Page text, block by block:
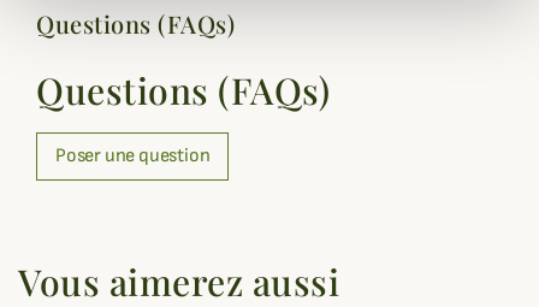
Questions (FAQs)
Questions (FAQs)
Poser une question
Vous aimerez aussi